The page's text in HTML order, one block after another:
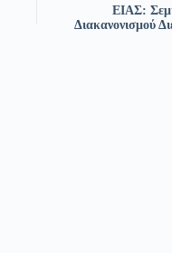
ΕΙΑΣ:
Διακανονισμού